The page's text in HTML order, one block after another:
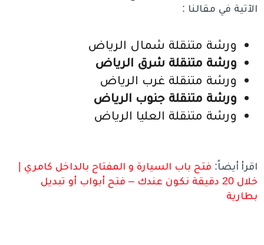
الآتية في مقالنا :
ورشة متنقلة شمال الرياض
ورشة متنقلة شرق الرياض
ورشة متنقلة غرب الرياض
ورشة متنقلة جنوب الرياض
ورشة متنقلة العليا الرياض
اقرأ أيضاً: فتح باب السيارة و المفتاح بالداخل كامري |
خلال 20 دقيقة نكون عندك – فتح أبواب أو تبديل
بطارية